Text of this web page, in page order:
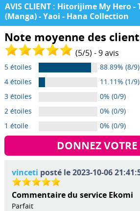
AVIS CLIENT : Hitorijime My Hero -
(Manga) - Yaoi - Hana Collection
Note moyenne des
(5/5) -9avis
5 étoiles
88.89% (8/9)
4 étoiles
11.11% (1/9)
3 étoiles
0% (0/9)
2 étoiles
0% (0/9)
1 étoile
0% (0/9)
DONNEZ VOTRE
vinceti posté le 2023-10-06
Commentaire du service Ekomi
Parfait